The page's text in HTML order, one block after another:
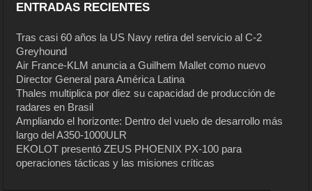
ENTRADAS RECIENTES
Tras casi 60 años la US Navy retira del servicio al C-2
Greyhound
Air France-KLM anuncia a Guilhem Mallet como nuevo
Director General para América Latina
Thales multiplica por diez su capacidad de producción de
radares en Brasil
Ampliando el horizonte: Dentro del vuelo de desarrollo más
largo del A350-1000ULR
EKOLOT presentó ZEUS PHOENIX PX-100 para
operaciones tácticas y las misiones críticas